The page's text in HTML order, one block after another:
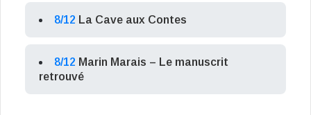
8/12 La Cave aux Contes
8/12 Marin Marais – Le manuscrit
retrouvé